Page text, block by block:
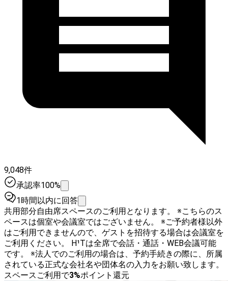
9,048件
承認率100%
1時間以内に回答
共用部分自由席スペースのご利用となります。 ※こちらのス
ペースは個室や会議室ではございません。 ※ご予約者様以外
はご利用できませんので、ゲストを招待する場合は会議室を
ご利用ください。 H¹Tは全席で会話・通話・WEB会議可能
です。 ※法人でのご利用の場合は、予約手続きの際に、所属
されている正式な会社名や団体名の入力をお願い致します。
スペースご利用で3%ポイント還元